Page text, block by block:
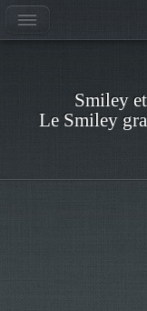
Smiley
Le Smiley